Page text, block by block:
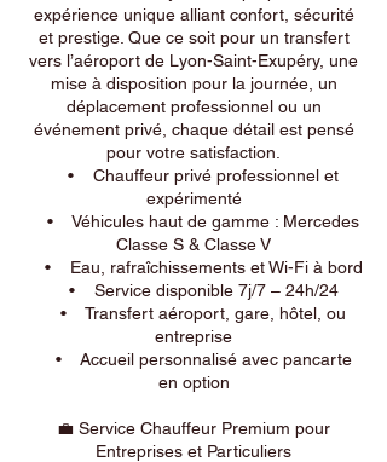
expérience unique alliant confort, sécurité
et prestige. Que ce soit pour un transfert
vers l’aéroport de Lyon-Saint-Exupéry, une
mise à disposition pour la journée, un
déplacement professionnel ou un
événement privé, chaque détail est pensé
pour votre satisfaction.
• Chauffeur privé professionnel et
expérimenté
• Véhicules haut de gamme : Mercedes
Classe S & Classe V
• Eau, rafraîchissements et Wi-Fi à bord
• Service disponible 7j/7 – 24h/24
• Transfert aéroport, gare, hôtel, ou
entreprise
• Accueil personnalisé avec pancarte
en option
💼 Service Chauffeur Premium pour
Entreprises et Particuliers